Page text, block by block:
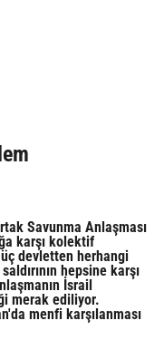
Savunma Anlaşması
karşı kolektif
üç devletten herhangi
hepsine karşı
İsrail
merak ediliyor.
menfi karşılanması